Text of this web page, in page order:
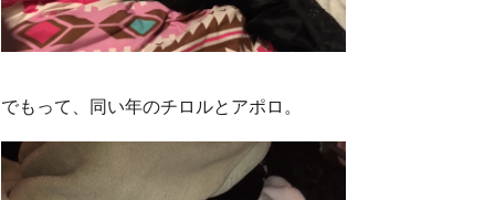
でもって、同い年のチロルとアポロ。